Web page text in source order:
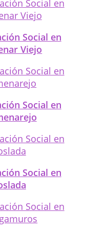
Social en
Viejo
Social en
Social en